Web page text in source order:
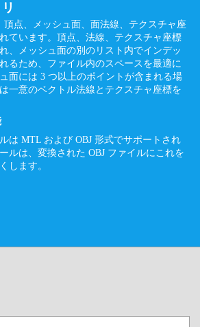
頂点、メッシュ面、面法線、テクスチャ座
ています。頂点、法線、テクスチャ座標
、メッシュ面の別のリスト内でインデッ
るため、ファイル内のスペースを最適に
面には 3 つ以上のポイントが含まれる場
一意のベクトル法線とテクスチャ座標を
は MTL および OBJ 形式でサポートされ
ルは、変換された OBJ ファイルにこれを
します。